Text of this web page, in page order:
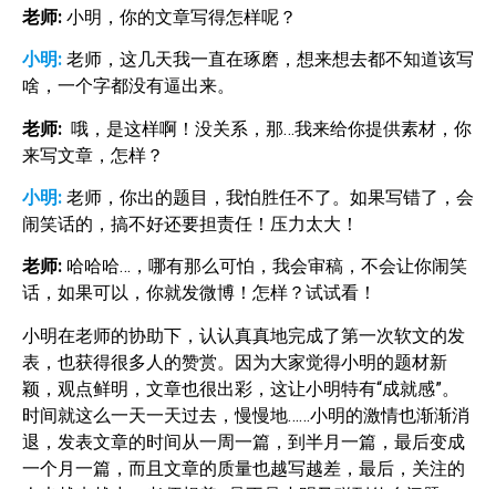
老师: 小明，你的文章写得怎样呢？
小明: 老师，这几天我一直在琢磨，想来想去都不知道该写
啥，一个字都没有逼出来。
老师: 哦，是这样啊！没关系，那…我来给你提供素材，你
来写文章，怎样？
小明: 老师，你出的题目，我怕胜任不了。如果写错了，会
闹笑话的，搞不好还要担责任！压力太大！
老师: 哈哈哈…，哪有那么可怕，我会审稿，不会让你闹笑
话，如果可以，你就发微博！怎样？试试看！
小明在老师的协助下，认认真真地完成了第一次软文的发
表，也获得很多人的赞赏。因为大家觉得小明的题材新
颖，观点鲜明，文章也很出彩，这让小明特有“成就感”。
时间就这么一天一天过去，慢慢地……小明的激情也渐渐消
退，发表文章的时间从一周一篇，到半月一篇，最后变成
一个月一篇，而且文章的质量也越写越差，最后，关注的